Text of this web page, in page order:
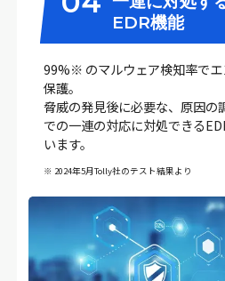
EDR機能
99%※ のマルウェア検知率で
保護。
脅威の発見後に必要な、原因の
での一連の対応に対処できる
います。
※ 2024年5月Tolly社のテスト結果より